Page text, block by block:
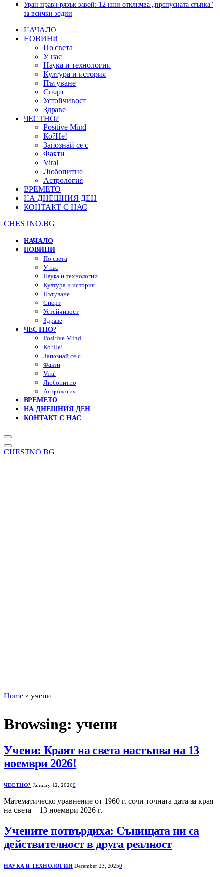
Уран прави рязък завой: 12 юни отключва „пропусната стъпка“
за всички зодии
НАЧАЛО
НОВИНИ
По света
У нас
Наука и технологии
Култура и история
Пътуване
Спорт
Устойчивост
Здраве
ЧЕСТНО?
Positive Mind
Ко?Не!
Запознай се с
Факти
Viral
Любопитно
Астрология
ВРЕМЕТО
НА ДНЕШНИЯ ДЕН
КОНТАКТ С НАС
CHESTNO.BG
НАЧАЛО
НОВИНИ
По света
У нас
Наука и технологии
Култура и история
Пътуване
Спорт
Устойчивост
Здраве
ЧЕСТНО?
Positive Mind
Ко?Не!
Запознай се с
Факти
Viral
Любопитно
Астрология
ВРЕМЕТО
НА ДНЕШНИЯ ДЕН
КОНТАКТ С НАС
CHESTNO.BG
Home » учени
Browsing: учени
Учени: Краят на света настъпва на 13
ноември 2026!
ЧЕСТНО? January 12, 20260
Математическо уравнение от 1960 г. сочи точната дата за края
на света – 13 ноември 2026 г.
Учените потвърдиха: Сънищата ни са
действителност в друга реалност
НАУКА И ТЕХНОЛОГИИ December 23, 20250